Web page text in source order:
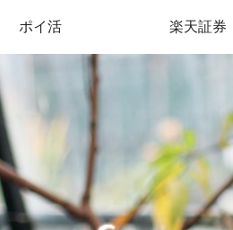
ポイ活 楽天証券